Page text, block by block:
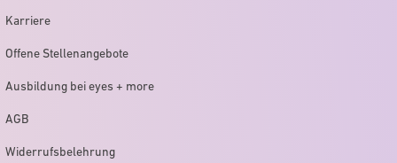
Karriere
Offene Stellenangebote
Ausbildung bei eyes + more
AGB
Widerrufsbelehrung